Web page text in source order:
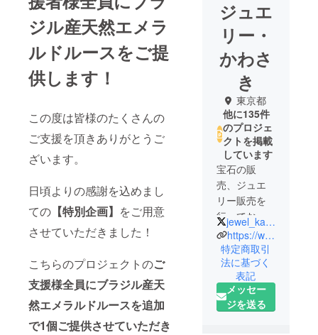
ジル産天然エメラ
ルドルースをご提
供します！
この度は皆様のたくさんの
ご支援を頂きありがとうご
ざいます。
日頃よりの感謝を込めまし
ての 【特別企画】 をご用意
させていただきました！
こちらのプロジェクトのご
支援様全員にブラジル産天
然エメラルドルースを追加
で1個ご提供させていただき
ジュエ
リー・
かわさ
き
東京都
他に135件
のプロジェ
クトを掲載
しています
宝石の販
売、ジュエ
リー販売を
行っており
ます「ジュ
エリー・か
わさき」代
表の川崎と
申します。
現地の市場
jewel_kawasaki
https://www.jewelrykawasaki.com/
特定商取引
法に基づく
表記
メッセー
ジを送る